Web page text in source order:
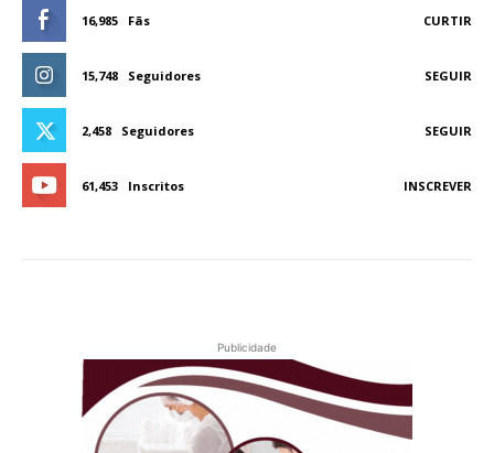
16,985 Fãs CURTIR
15,748 Seguidores SEGUIR
2,458 Seguidores SEGUIR
61,453 Inscritos INSCREVER
Publicidade